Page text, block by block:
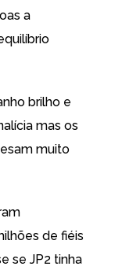
a
brilho e
mas os
muito
de fiéis
se JP2 tinha